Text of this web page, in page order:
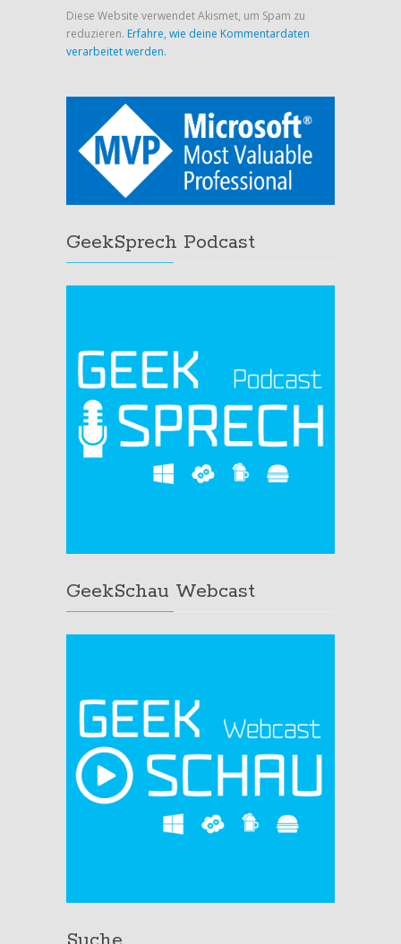
Diese Website verwendet Akismet, um Spam zu
reduzieren. Erfahre, wie deine Kommentardaten
verarbeitet werden.
GeekSprech Podcast
GeekSchau Webcast